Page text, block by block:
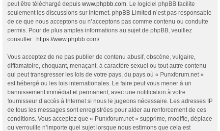
peut être téléchargé depuis www.phpbb.com. Le logiciel phpBB facilite
seulement les discussions sur Internet. phpBB Limited n’est pas responsable
de ce que nous acceptons ou n’acceptons pas comme contenu ou conduite
permis. Pour de plus amples informations au sujet de phpBB, veuillez
consulter : https://www.phpbb.com/.
Vous acceptez de ne pas publier de contenu abusif, obscène, vulgaire,
diffamatoire, choquant, menaçant, à caractère sexuel ou tout autre contenu
qui peut transgresser les lois de votre pays, du pays où « Punxforum.net »
est hébergé ou les lois internationales. Le faire peut vous mener à un
bannissement immédiat et permanent, avec une notification à votre
fournisseur d’accès à Internet si nous le jugeons nécessaire. Les adresses IP
de tous les messages sont enregistrées pour aider au renforcement de ces
conditions. Vous acceptez que « Punxforum.net » supprime, modifie, déplace
ou verrouille n’importe quel sujet lorsque nous estimons que cela est